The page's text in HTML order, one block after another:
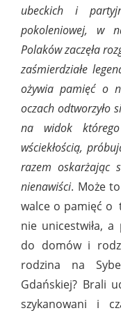
ubeckich i
pokoleniowej, w
Polaków zaczęła
zaśmierdziałe
ożywia pamięć o
oczach odtworzyło
na widok
wściekłością,
razem oskarżając
nienawiści. Może
walce o pamięć o
nie unicestwiła,
do domów i
rodzina na
Gdańskiej? Brali
szykanowani i